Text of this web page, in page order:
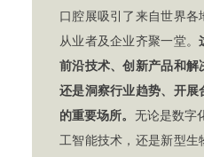
口腔展吸引了来自世界各
从业者及企业齐聚一堂。
前沿技术、创新产品和解
还是洞察行业趋势、开展
的重要场所。 无论是数字
工智能技术，还是新型